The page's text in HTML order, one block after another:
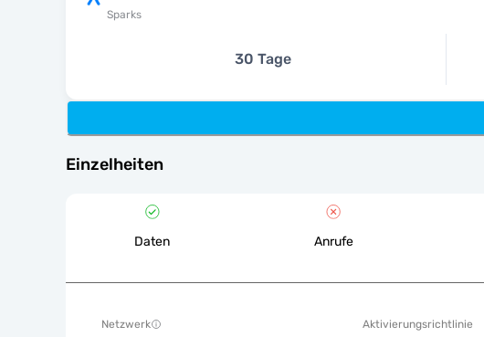
Sparks
30 Tage
Einzelheiten
Daten Anrufe
Netzwerk Aktivierungsrichtlinie